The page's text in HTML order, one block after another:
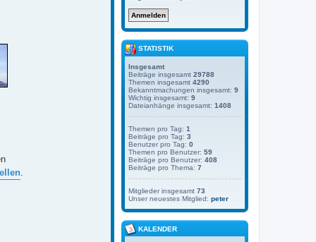
.
STATISTIK
Insgesamt
Beiträge insgesamt 29788
Themen insgesamt 4290
Bekanntmachungen insgesamt: 9
Wichtig insgesamt: 9
Dateianhänge insgesamt: 1408
Themen pro Tag: 1
Beiträge pro Tag: 3
Benutzer pro Tag: 0
Themen pro Benutzer: 59
Beiträge pro Benutzer: 408
Beiträge pro Thema: 7
Mitglieder insgesamt 73
Unser neuestes Mitglied: peter
KALENDER